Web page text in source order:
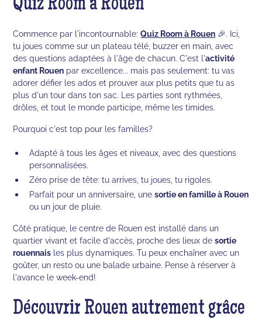
Quiz Room à Rouen
Commence par l'incontournable:Quiz Room à Rouen 🎉. Ici,
tu joues comme sur un plateau télé, buzzer en main, avec
des questions adaptées à l'âge de chacun. C'est l'activité
enfant Rouen par excellence... mais pas seulement: tu vas
adorer défier les ados et prouver aux plus petits que tu as
plus d'un tour dans ton sac. Les parties sont rythmées,
drôles, et tout le monde participe, même les timides.
Pourquoi c'est top pour les familles?
Adapté à tous les âges et niveaux, avec des questions
personnalisées.
Zéro prise de tête: tu arrives, tu joues, tu rigoles.
Parfait pour un anniversaire, unesortie en famille à Rouen
ou un jour de pluie.
Côté pratique, le centre de Rouen est installé dans un
quartier vivant et facile d'accès, proche des lieux desortie
rouennais les plus dynamiques. Tu peux enchaîner avec un
goûter, un resto ou une balade urbaine. Pense à réserver à
l'avance le week-end!
Découvrir Rouen autrement grâce